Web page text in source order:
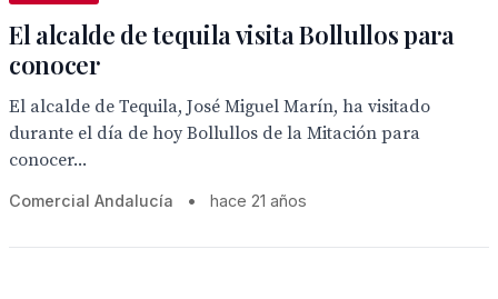
El alcalde de tequila visita Bollullos para
conocer
El alcalde de Tequila, José Miguel Marín, ha visitado
durante el día de hoy Bollullos de la Mitación para
conocer...
Comercial Andalucía • hace 21 años